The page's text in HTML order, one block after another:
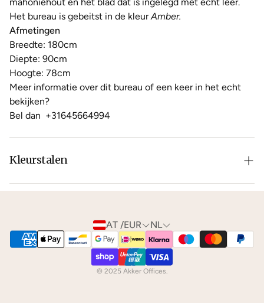
Het bureau is gebeitst in de kleurAmber.
Afmetingen
Breedte: 180cm
Diepte: 90cm
Hoogte: 78cm
Meer informatie over dit bureau of een keer in het echt
bekijken?
Bel dan +31645664994
Kleurstalen
Is de leer of hout kleur net niet zoals je het in gedachten
We kunnen je gratiskleurstalentoesturen via de post.
AT /EUR NL
© 2025 Akker Offices.